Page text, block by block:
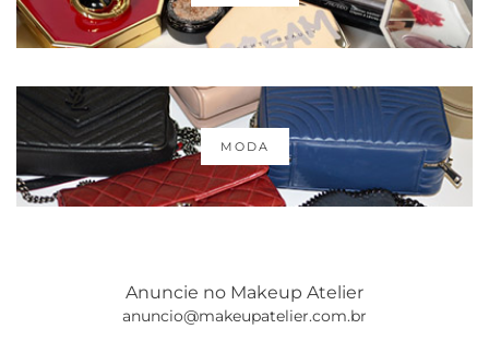
MODA
Anuncie no Makeup Atelier
anuncio@makeupatelier.com.br